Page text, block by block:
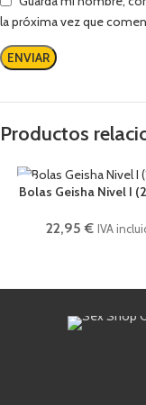
la próxima vez que
Productos
Bolas Geisha Nivel I
22,95€ IVA